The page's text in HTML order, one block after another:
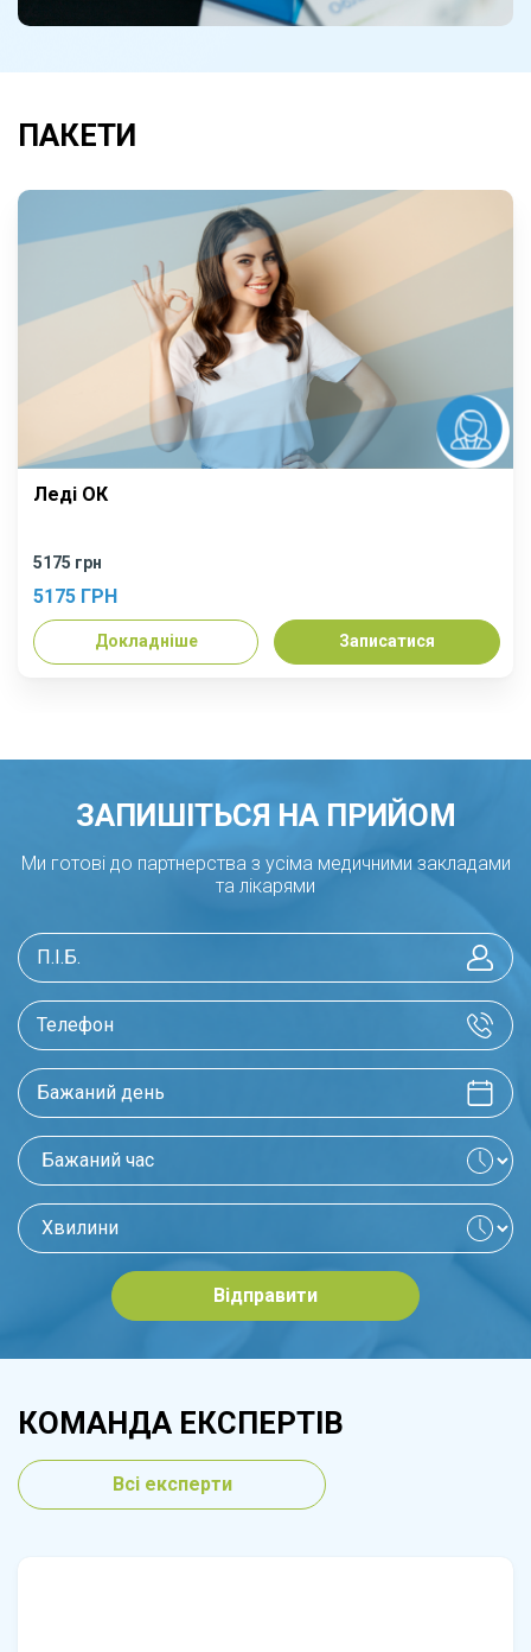
ПАКЕТИ
Леді ОК
5175 грн
5175 ГРН
Докладніше Записатися
ЗАПИШІТЬСЯ НА ПРИЙОМ
Ми готові до партнерства з усіма медичними закладами
та лікарями
Відправити
КОМАНДА ЕКСПЕРТІВ
Всі експерти